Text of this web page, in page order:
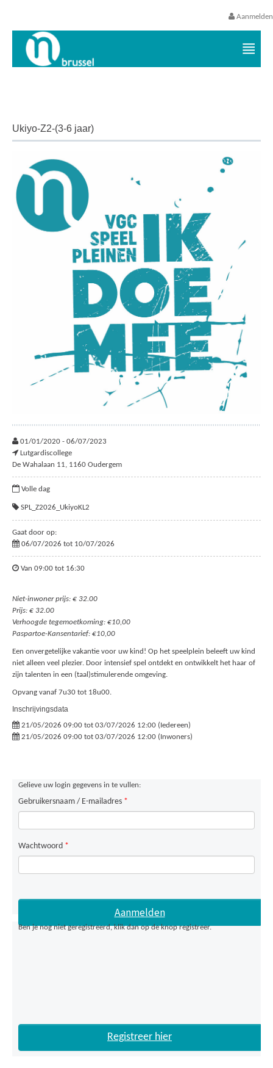
Aanmelden
Ukiyo-Z2-(3-6 jaar)
01/01/2020 - 06/07/2023
Lutgardiscollege
De Wahalaan 11, 1160 Oudergem
Volle dag
SPL_Z2026_UkiyoKL2
Gaat door op:
06/07/2026 tot 10/07/2026
Van 09:00 tot 16:30
Niet-inwoner prijs: € 32.00
Prijs: € 32.00
Verhoogde tegemoetkoming: €10,00
Paspartoe-Kansentarief: €10,00
Een onvergetelijke vakantie voor uw kind! Op het speelplein beleeft uw kind
niet alleen veel plezier. Door intensief spel ontdekt en ontwikkelt het haar of
zijn talenten in een (taal)stimulerende omgeving.
Opvang vanaf 7u30 tot 18u00.
Inschrijvingsdata
21/05/2026 09:00 tot 03/07/2026 12:00 (Iedereen)
21/05/2026 09:00 tot 03/07/2026 12:00 (Inwoners)
Gelieve uw login gegevens in te vullen:
Gebruikersnaam / E-mailadres *
Wachtwoord *
Ben je nog niet geregistreerd, klik dan op de knop registreer.
Registreer hier